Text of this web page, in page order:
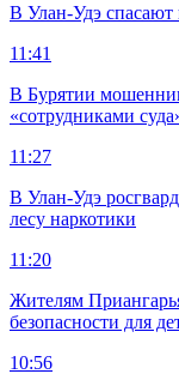
В Улан-Удэ
11:41
В Бурятии
«сотрудниками
11:27
В Улан-Удэ
лесу наркотики
11:20
Жителям
безопасности для
10:56